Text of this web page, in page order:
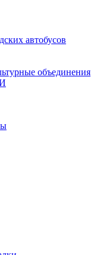
автобусов
объединения